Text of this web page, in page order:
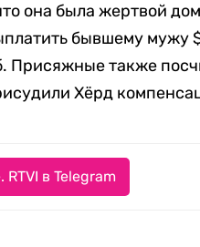
она была жертвой
бывшему мужу
Присяжные также
Хёрд
в Telegram